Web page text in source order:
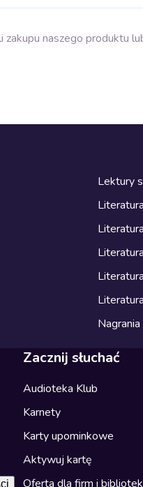
naszego produktu
Lektury
Zacznij słuchać
Audioteka Klub
Karnety
Karty upominkowe
Aktywuj kartę
Oferta dla firm i bibliotek